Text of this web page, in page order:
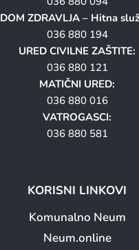
DOM ZDRAVLJA – Hitna
036 880 194
URED CIVILNE ZAŠTITE:
036 880 121
MATIČNI URED:
036 880 016
VATROGASCI:
036 880 581
KORISNI LINKOVI
Komunalno Neum
Neum.online